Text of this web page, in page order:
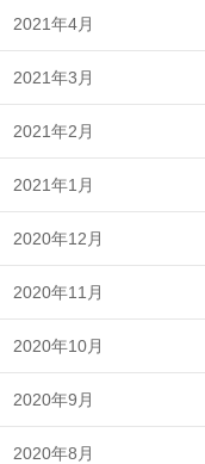
2021年4月
2021年3月
2021年2月
2021年1月
2020年12月
2020年11月
2020年10月
2020年9月
2020年8月